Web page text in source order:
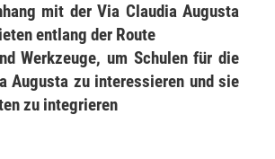
mit der Via Claudia Augusta
entlang der Route
Werkzeuge, um Schulen für die
Augusta zu interessieren und sie
zu integrieren